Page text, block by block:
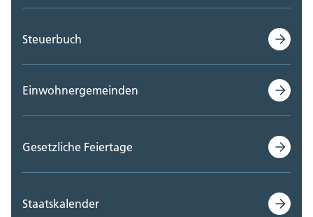
Steuerbuch
Einwohnergemeinden
Gesetzliche Feiertage
Staatskalender